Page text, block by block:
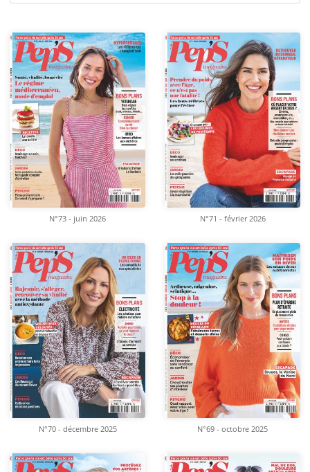
N°73 - juin 2026 N°71 - février 2026
N°70 - décembre 2025 N°69 - octobre 2025